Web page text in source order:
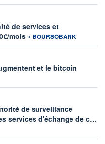
de services et
mois information fournie par
• BOURSOBANK
et le bitcoin
de surveillance
services d'échange de c…